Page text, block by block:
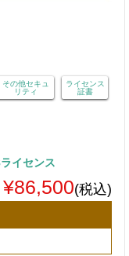
その他セキュ
リティ
ライセンス
証書
イセンス
¥86,500(税込)